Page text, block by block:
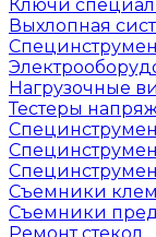
Ключи
Выхлопная
Нагрузочные
Тестеры
Съемники
Съемники